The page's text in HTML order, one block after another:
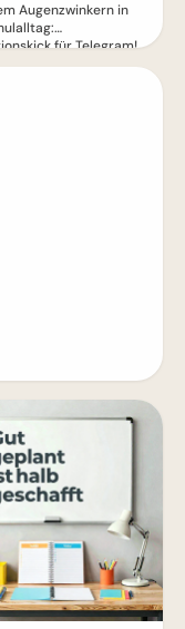
Augenzwinkern in
für Telegram!